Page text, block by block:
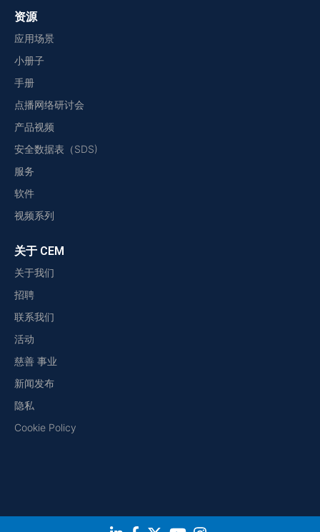
资源
应用场景
小册子
手册
点播网络研讨会
产品视频
安全数据表（SDS)
服务
软件
视频系列
关于 CEM
关于我们
招聘
联系我们
活动
慈善 事业
新闻发布
隐私
Cookie Policy